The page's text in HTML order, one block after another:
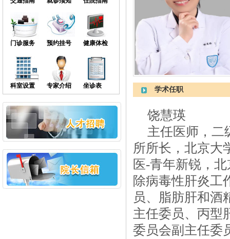
门诊服务 预约挂号 健康体检
科室设置 专家介绍 坐诊表 学术任职
饶慧瑛
主任医师，二
所所长，北京大
医-青年新锐，
除病毒性肝炎工
员、脂肪肝和酒
主任委员、丙型
委员会副主任委